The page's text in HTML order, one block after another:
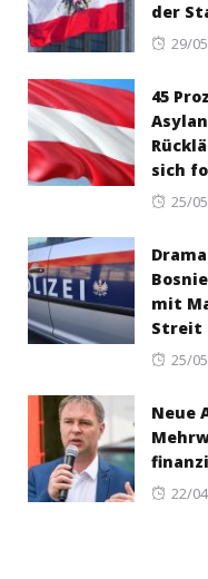
der
29/
45
sich
25/
mit
Streit
25/
Neue
22/